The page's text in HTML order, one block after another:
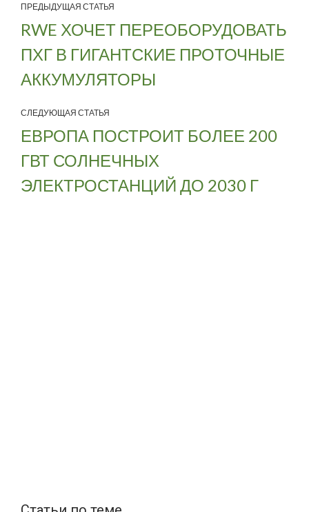
ПРЕДЫДУЩАЯ СТАТЬЯ
RWE ХОЧЕТ ПЕРЕОБОРУДОВАТЬ
ПХГ В ГИГАНТСКИЕ ПРОТОЧНЫЕ
АККУМУЛЯТОРЫ
СЛЕДУЮЩАЯ СТАТЬЯ
ЕВРОПА ПОСТРОИТ БОЛЕЕ 200
ГВТ СОЛНЕЧНЫХ
ЭЛЕКТРОСТАНЦИЙ ДО 2030 Г